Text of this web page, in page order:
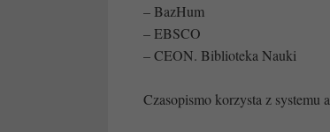
– BazHum
– EBSCO
– CEON. Biblioteka Nauki
Czasopismo korzysta z systemu